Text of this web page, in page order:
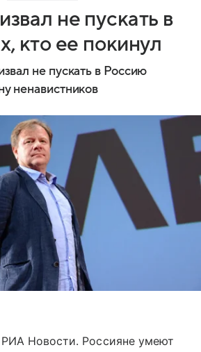
не пускать в
кто ее покинул
не пускать в Россию
ненавистников
Новости. Россияне умеют